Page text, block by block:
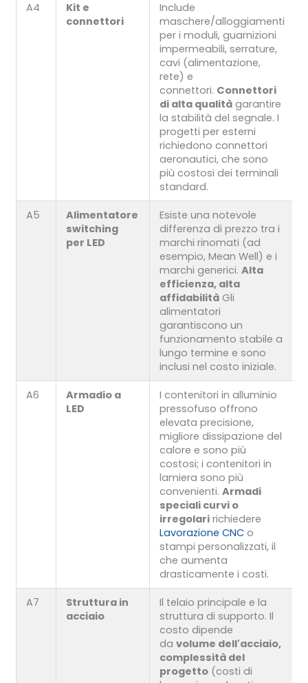
A4
Kit e
connettori
Include
maschere/alloggiamenti
per i moduli, guarnizioni
impermeabili, serrature,
cavi (alimentazione,
rete) e
connettori. Connettori
di alta qualità garantire
la stabilità del segnale. I
progetti per esterni
richiedono connettori
aeronautici, che sono
più costosi dei terminali
standard.
A5
Alimentatore
switching
per LED
Esiste una notevole
differenza di prezzo tra i
marchi rinomati (ad
esempio, Mean Well) e i
marchi generici.Alta
efficienza, alta
affidabilità Gli
alimentatori
garantiscono un
funzionamento stabile a
lungo termine e sono
inclusi nel costo iniziale.
A6
Armadio a
LED
I contenitori in alluminio
pressofuso offrono
elevata precisione,
migliore dissipazione del
calore e sono più
costosi; i contenitori in
lamiera sono più
convenienti.Armadi
speciali curvi o
irregolari richiedere
Lavorazione CNC o
stampi personalizzati, il
che aumenta
drasticamente i costi.
A7
Struttura in
acciaio
Il telaio principale e la
struttura di supporto. Il
costo dipende
davolume dell'acciaio,
complessità del
progetto (costi di